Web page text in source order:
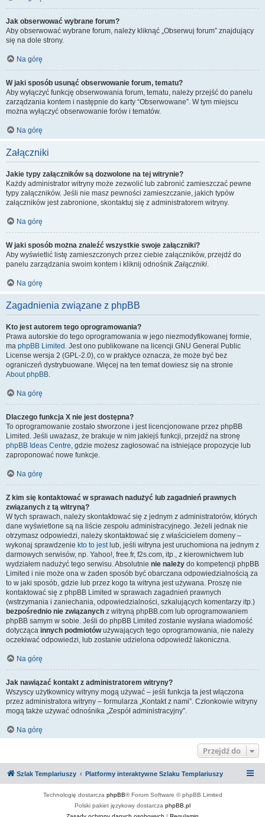
Jak obserwować wybrane forum?
Aby obserwować wybrane forum, należy kliknąć „Obserwuj forum” znajdujący
się na dole strony.
Na górę
W jaki sposób usunąć obserwowanie forum, tematu?
Aby wyłączyć funkcję obserwowania forum, tematu, należy przejść do panelu
zarządzania kontem i następnie do karty “Obserwowane”. W tym miejscu
można wyłączyć obserwowanie forów i tematów.
Na górę
Załączniki
Jakie typy załączników są dozwolone na tej witrynie?
Każdy administrator witryny może zezwolić lub zabronić zamieszczać pewne
typy załączników. Jeśli nie masz pewności zamieszczanie, jakich typów
załączników jest zabronione, skontaktuj się z administratorem witryny.
Na górę
W jaki sposób można znaleźć wszystkie swoje załączniki?
Aby wyświetlić listę zamieszczonych przez ciebie załączników, przejdź do
panelu zarządzania swoim kontem i kliknij odnośnikZałączniki.
Na górę
Zagadnienia związane z phpBB
Kto jest autorem tego oprogramowania?
Prawa autorskie do tego oprogramowania w jego niezmodyfikowanej formie,
ma phpBB Limited . Jest ono publikowane na licencji GNU General Public
License wersja 2 (GPL-2.0), co w praktyce oznacza, że może być bez
ograniczeń dystrybuowane. Więcej na ten temat dowiesz się na stronie
About phpBB.
Na górę
Dlaczego funkcja X nie jest dostępna?
To oprogramowanie zostało stworzone i jest licencjonowane przez phpBB
Limited. Jeśli uważasz, że brakuje w nim jakiejś funkcji, przejdź na stronę
phpBB Ideas Centre, gdzie możesz zagłosować na istniejące propozycje lub
zaproponować nowe funkcje.
Na górę
Z kim się kontaktować w sprawach nadużyć lub zagadnień prawnych
związanych z tą witryną?
W tych sprawach, należy skontaktować się z jednym z administratorów, których
dane wyświetlone są na liście zespołu administracyjnego. Jeżeli jednak nie
otrzymasz odpowiedzi, należy skontaktować się z właścicielem domeny –
wykonaj sprawdzenie kto to jestlub, jeśli witryna jest uruchomiona na jednym z
darmowych serwisów, np. Yahoo!, free.fr, f2s.com, itp., z kierownictwem lub
wydziałem nadużyć tego serwisu. Absolutnie nie należy do kompetencji phpBB
Limited i nie może ona w żaden sposób być obarczana odpowiedzialnością za
to w jaki sposób, gdzie lub przez kogo ta witryna jest używana. Proszę nie
kontaktować się z phpBB Limited w sprawach zagadnień prawnych
(wstrzymania i zaniechania, odpowiedzialności, szkalujących komentarzy itp.)
bezpośrednio nie związanych z witryną phpBB.com lub oprogramowaniem
phpBB samym w sobie. Jeśli do phpBB Limited zostanie wysłana wiadomość
dotycząca innych podmiotówużywających tego oprogramowania, nie należy
oczekiwać odpowiedzi, lub zostanie udzielona odpowiedź lakoniczna.
Na górę
Jak nawiązać kontakt z administratorem witryny?
Wszyscy użytkownicy witryny mogą używać – jeśli funkcja ta jest włączona
przez administratora witryny – formularza „Kontakt z nami”. Członkowie witryny
mogą także używać odnośnika „Zespół administracyjny”.
Na górę
Przejdź do
Szlak Templariuszy Platformy interaktywne Szlaku Templariuszy
Technologię dostarcza phpBB® Forum Software © phpBB Limited
Polski pakiet językowy dostarcza phpBB.pl